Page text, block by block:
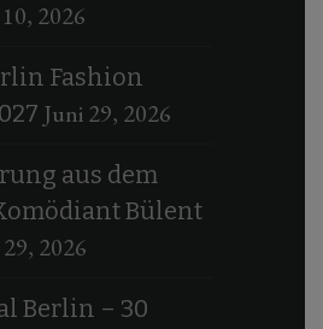
2026
Fashion
Juni 29, 2026
aus dem
Bülent
2026
Berlin – 30